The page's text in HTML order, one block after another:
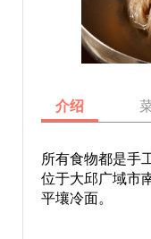
介绍
所有食物都是手
位于大邱广域市
平壤冷面。